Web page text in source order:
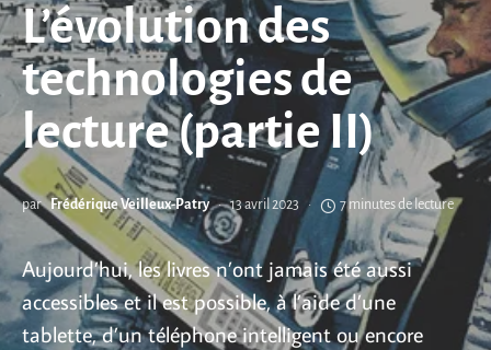
L’évolution des
technologies de
lecture (partie II)
par Frédérique Veilleux-Patry 13 avril 2023 7 minutes de lecture
Aujourd’hui, les livres n’ont jamais été aussi
accessibles et il est possible, à l’aide d’une
tablette, d’un téléphone intelligent ou encore